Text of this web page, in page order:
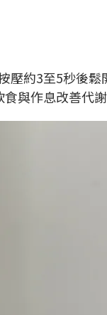
壓約3至5秒後鬆
與作息改善代謝